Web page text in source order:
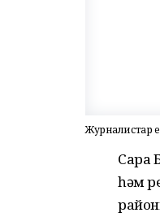
Журналистар
Сара
һәм